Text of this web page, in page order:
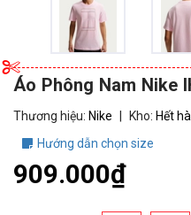
Áo Phông Nam Nike
Thương hiệu: Nike Kho: Hết
Hướng dẫn chọn size
909.000₫